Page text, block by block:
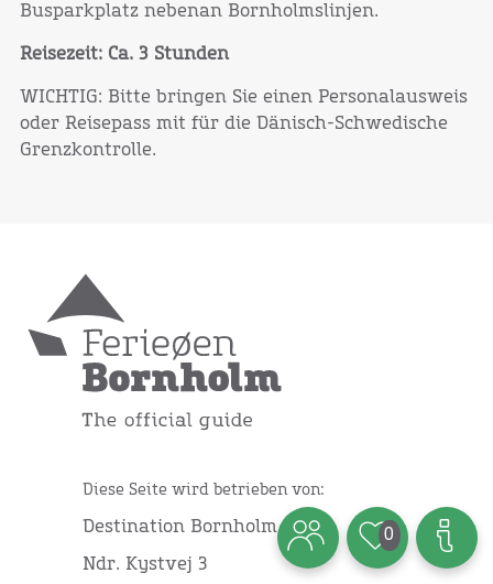
Busparkplatz nebenan Bornholmslinjen.
Reisezeit: Ca. 3 Stunden
WICHTIG: Bitte bringen Sie einen Personalausweis
oder Reisepass mit für die Dänisch-Schwedische
Grenzkontrolle.
Diese Seite wird betrieben von:
Destination Bornholm ApS
Ndr. Kystvej 3
0